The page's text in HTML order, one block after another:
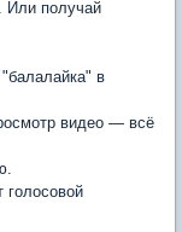
Или получай
в
видео — всё